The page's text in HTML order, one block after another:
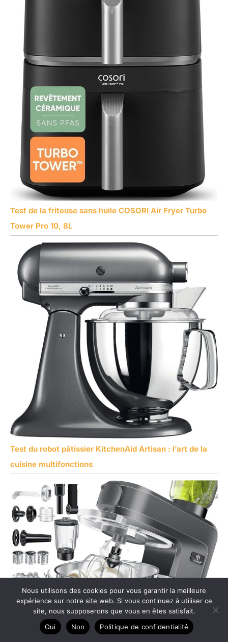
Test de la friteuse sans huile COSORI Air Fryer Turbo
Tower Pro 10, 8L
Test du robot pâtissier KitchenAid Artisan : l’art de la
cuisine multifonctions
Nous utilisons des cookies pour vous garantir la meilleure
expérience sur notre site web. Si vous continuez à utiliser ce
site, nous supposerons que vous en êtes satisfait.
Oui
Non Politique de confidentialité